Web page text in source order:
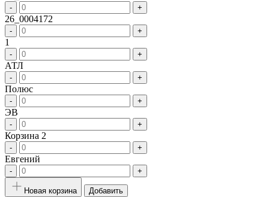
- +
26_0004172
- +
1
- +
АТЛ
- +
Полюс
- +
ЭВ
- +
Корзина 2
- +
Евгений
- +
Новая корзина Добавить